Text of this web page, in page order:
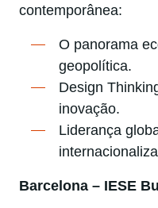
contemporânea:
O panorama
geopolítica.
Design
inovação.
Liderança
Barcelona – IESE